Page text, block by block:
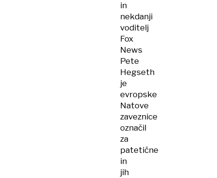
in
nekdanji
voditelj
Fox
News
Pete
Hegseth
je
evropske
Natove
zaveznice
označil
za
patetične
in
jih